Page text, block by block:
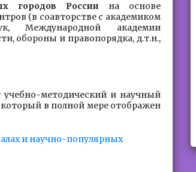
городов России на основе
(в соавторстве с академиком
Международной академии
обороны и правопорядка, д.т.н.,
учебно-методический и научный
в полной мере отображен
и научно-популярных